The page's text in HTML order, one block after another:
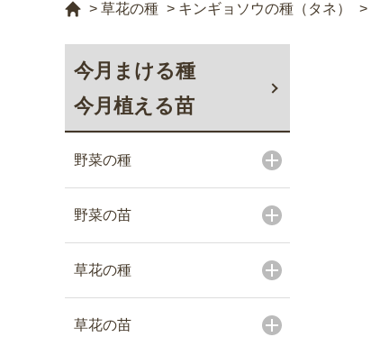
> 草花の種 > キンギョソウの種（タネ） >
今月まける種
今月植える苗
野菜の種
野菜の苗
草花の種
草花の苗